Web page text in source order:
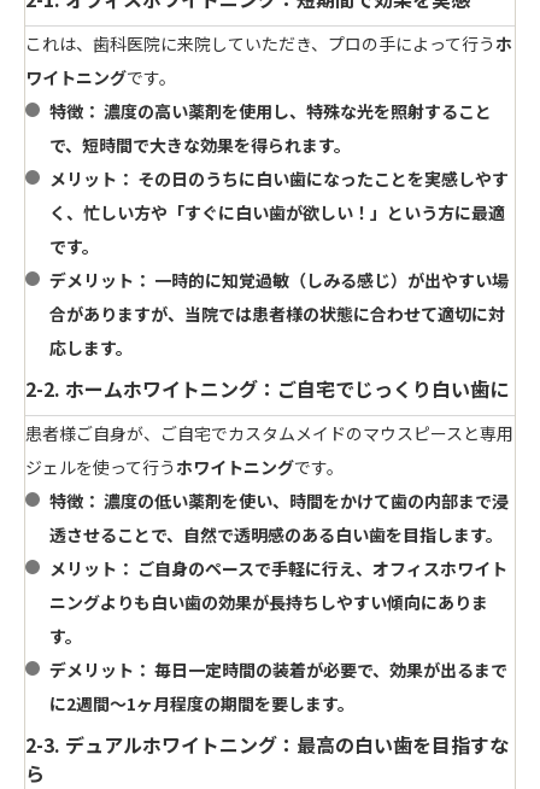
これは、歯科医院に来院していただき、プロの手によって行うホ
ワイトニングです。
特徴： 濃度の高い薬剤を使用し、特殊な光を照射すること
で、短時間で大きな効果を得られます。
メリット： その日のうちに白い歯になったことを実感しやす
く、忙しい方や「すぐに白い歯が欲しい！」という方に最適
です。
デメリット： 一時的に知覚過敏（しみる感じ）が出やすい場
合がありますが、当院では患者様の状態に合わせて適切に対
応します。
2-2. ホームホワイトニング：ご自宅でじっくり白い歯に
患者様ご自身が、ご自宅でカスタムメイドのマウスピースと専用
ジェルを使って行うホワイトニングです。
特徴： 濃度の低い薬剤を使い、時間をかけて歯の内部まで浸
透させることで、自然で透明感のある白い歯を目指します。
メリット： ご自身のペースで手軽に行え、オフィスホワイト
ニングよりも 白い歯の効果が長持ちしやすい傾向にありま
す。
デメリット： 毎日一定時間の装着が必要で、効果が出るまで
に2週間〜1ヶ月程度の期間を要します。
2-3. デュアルホワイトニング：最高の白い歯を目指すな
ら